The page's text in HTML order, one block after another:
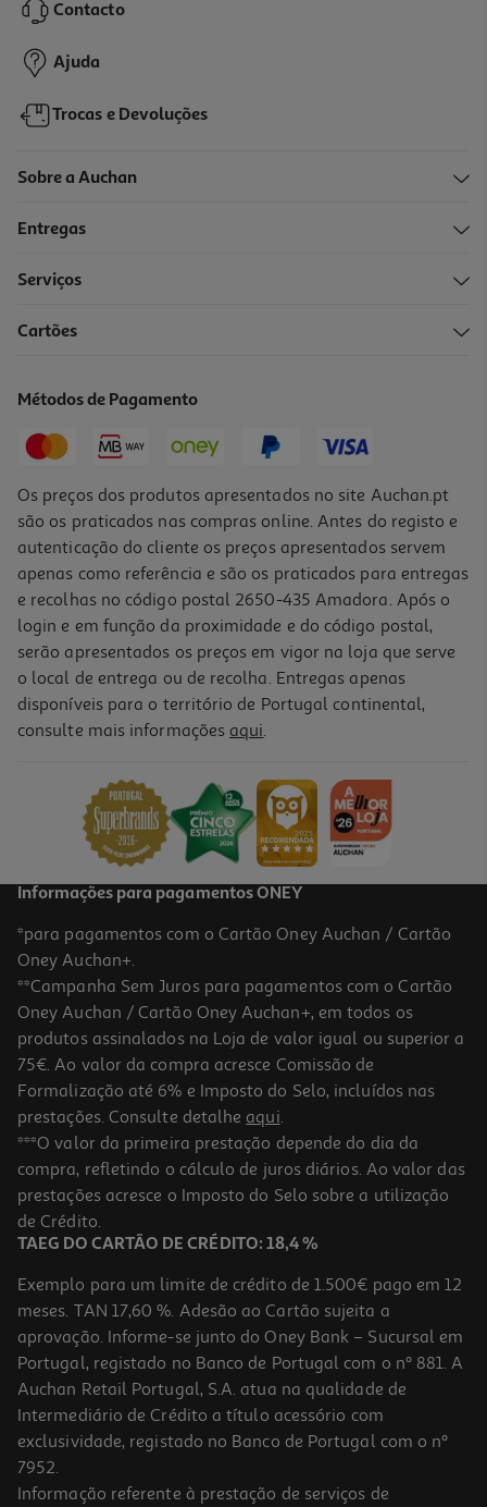
10,49 €
Escova Limpa Pára-Brisas Auchan Flat Blade Adaptador G48
Escova Limpa Pára-Brisas Auchan Flat Blade Adaptador G53
9.45 €/un
9,45 €
Contacto
Ajuda
Trocas e Devoluções
Sobre a Auchan
Entregas
Serviços
Cartões
Métodos de Pagamento
Os preços dos produtos apresentados no site Auchan.pt
são os praticados nas compras online. Antes do registo e
autenticação do cliente os preços apresentados servem
apenas como referência e são os praticados para entregas
e recolhas no código postal 2650-435 Amadora. Após o
login e em função da proximidade e do código postal,
serão apresentados os preços em vigor na loja que serve
o local de entrega ou de recolha. Entregas apenas
disponíveis para o território de Portugal continental,
consulte mais informações aqui.
Informações para pagamentos ONEY
*para pagamentos com o Cartão Oney Auchan / Cartão
Oney Auchan+.
**Campanha Sem Juros para pagamentos com o Cartão
Oney Auchan / Cartão Oney Auchan+, em todos os
produtos assinalados na Loja de valor igual ou superior a
75€. Ao valor da compra acresce Comissão de
Formalização até 6% e Imposto do Selo, incluídos nas
prestações. Consulte detalhe aqui.
***O valor da primeira prestação depende do dia da
compra, refletindo o cálculo de juros diários. Ao valor das
prestações acresce o Imposto do Selo sobre a utilização
de Crédito.
TAEG DO CARTÃO DE CRÉDITO: 18,4 %
Exemplo para um limite de crédito de 1.500€ pago em 12
meses. TAN 17,60 %. Adesão ao Cartão sujeita a
aprovação. Informe-se junto do Oney Bank – Sucursal em
Portugal, registado no Banco de Portugal com o nº 881. A
Auchan Retail Portugal, S.A. atua na qualidade de
Intermediário de Crédito a título acessório com
exclusividade, registado no Banco de Portugal com o nº
7952.
Informação referente à prestação de serviços de